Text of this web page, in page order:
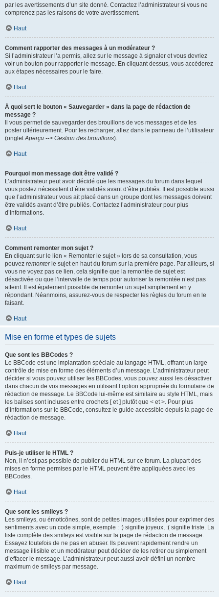
par les avertissements d’un site donné. Contactez l’administrateur si vous ne
comprenez pas les raisons de votre avertissement.
Haut
Comment rapporter des messages à un modérateur ?
Si l’administrateur l’a permis, allez sur le message à signaler et vous devriez
voir un bouton pour rapporter le message. En cliquant dessus, vous accéderez
aux étapes nécessaires pour le faire.
Haut
À quoi sert le bouton « Sauvegarder » dans la page de rédaction de
message ?
Il vous permet de sauvegarder des brouillons de vos messages et de les
poster ultérieurement. Pour les recharger, allez dans le panneau de l’utilisateur
(ongletAperçu --> Gestion des brouillons).
Haut
Pourquoi mon message doit être validé ?
L’administrateur peut avoir décidé que les messages du forum dans lequel
vous postez nécessitent d’être validés avant d’être publiés. Il est possible aussi
que l’administrateur vous ait placé dans un groupe dont les messages doivent
être validés avant d’être publiés. Contactez l’administrateur pour plus
d’informations.
Haut
Comment remonter mon sujet ?
En cliquant sur le lien « Remonter le sujet » lors de sa consultation, vous
pouvez remonterle sujet en haut du forum sur la première page. Par ailleurs, si
vous ne voyez pas ce lien, cela signifie que la remontée de sujet est
désactivée ou que l’intervalle de temps pour autoriser la remontée n’est pas
atteint. Il est également possible de remonter un sujet simplement en y
répondant. Néanmoins, assurez-vous de respecter les règles du forum en le
faisant.
Haut
Mise en forme et types de sujets
Que sont les BBCodes ?
Le BBCode est une implantation spéciale au langage HTML, offrant un large
contrôle de mise en forme des éléments d’un message. L’administrateur peut
décider si vous pouvez utiliser les BBCodes, vous pouvez aussi les désactiver
dans chacun de vos messages en utilisant l’option appropriée du formulaire de
rédaction de message. Le BBCode lui-même est similaire au style HTML, mais
les balises sont incluses entre crochets [ et ] plutôt que < et >. Pour plus
d’informations sur le BBCode, consultez le guide accessible depuis la page de
rédaction de message.
Haut
Puis-je utiliser le HTML ?
Non, il n’est pas possible de publier du HTML sur ce forum. La plupart des
mises en forme permises par le HTML peuvent être appliquées avec les
BBCodes.
Haut
Que sont les smileys ?
Les smileys, ou émoticônes, sont de petites images utilisées pour exprimer des
sentiments avec un code simple, exemple : :) signifie joyeux, :( signifie triste. La
liste complète des smileys est visible sur la page de rédaction de message.
Essayez toutefois de ne pas en abuser. Ils peuvent rapidement rendre un
message illisible et un modérateur peut décider de les retirer ou simplement
d’effacer le message. L’administrateur peut aussi avoir défini un nombre
maximum de smileys par message.
Haut